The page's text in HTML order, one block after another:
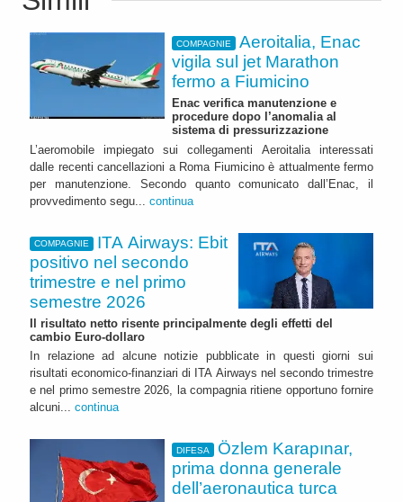
COMPAGNIE
Aeroitalia, Enac
vigila sul jet Marathon
fermo a Fiumicino
Enac verifica manutenzione e
procedure dopo l’anomalia al
sistema di pressurizzazione
L’aeromobile impiegato sui collegamenti Aeroitalia interessati
dalle recenti cancellazioni a Roma Fiumicino è attualmente fermo
per manutenzione. Secondo quanto comunicato dall’Enac, il
provvedimento segu... continua
COMPAGNIE
ITA Airways: Ebit
positivo nel secondo
trimestre e nel primo
semestre 2026
Il risultato netto risente principalmente degli effetti del
cambio Euro-dollaro
In relazione ad alcune notizie pubblicate in questi giorni sui
risultati economico-finanziari di ITA Airways nel secondo trimestre
e nel primo semestre 2026, la compagnia ritiene opportuno fornire
alcuni... continua
DIFESA
Özlem Karapınar,
prima donna generale
dell’aeronautica turca